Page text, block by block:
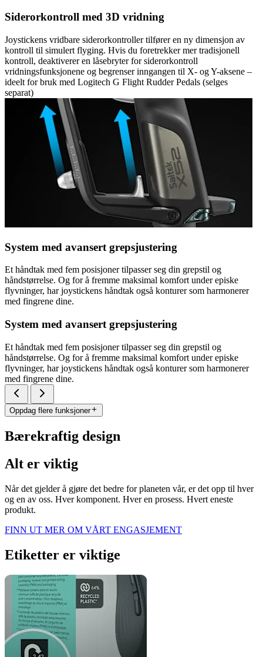
Siderorkontroll med 3D vridning
Joystickens vridbare siderorkontroller tilfører en ny dimensjon av
kontroll til simulert flyging. Hvis du foretrekker mer tradisjonell
kontroll, deaktiverer en låsebryter for siderorkontroll
vridningsfunksjonene og begrenser inngangen til X- og Y-aksene –
ideelt for bruk med Logitech G Flight Rudder Pedals (selges
separat)
System med avansert grepsjustering
Et håndtak med fem posisjoner tilpasser seg din grepstil og
håndstørrelse. Og for å fremme maksimal komfort under episke
flyvninger, har joystickens håndtak også konturer som harmonerer
med fingrene dine.
System med avansert grepsjustering
Et håndtak med fem posisjoner tilpasser seg din grepstil og
håndstørrelse. Og for å fremme maksimal komfort under episke
flyvninger, har joystickens håndtak også konturer som harmonerer
med fingrene dine.
Oppdag flere funksjoner
Bærekraftig design
Alt er viktig
Når det gjelder å gjøre det bedre for planeten vår, er det opp til hver
og en av oss. Hver komponent. Hver en prosess. Hvert eneste
produkt.
FINN UT MER OM VÅRT ENGASJEMENT
Etiketter er viktige